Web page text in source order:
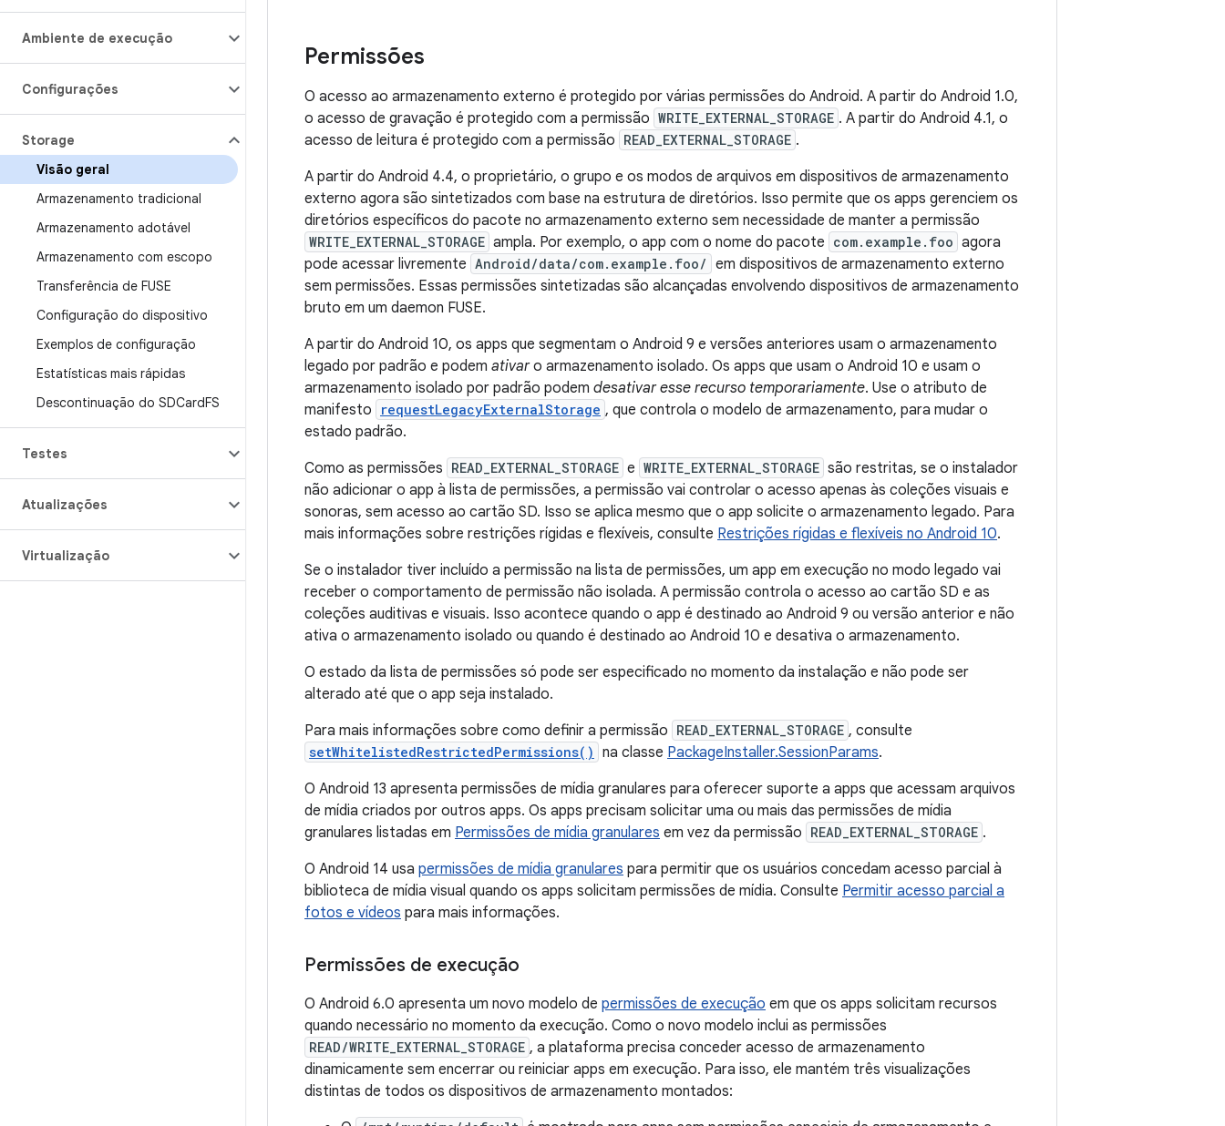
Ambiente de execução
Configurações
Storage
Visão geral
Armazenamento tradicional
Armazenamento adotável
Armazenamento com escopo
Transferência de FUSE
Configuração do dispositivo
Exemplos de configuração
Estatísticas mais rápidas
Descontinuação do SDCardFS
Testes
Atualizações
Virtualização
Permissões
O acesso ao armazenamento externo é protegido por várias permissões do Android. A partir do Android 1.0,
o acesso de gravação é protegido com a permissão WRITE_EXTERNAL_STORAGE . A partir do Android 4.1, o
acesso de leitura é protegido com a permissão READ_EXTERNAL_STORAGE .
A partir do Android 4.4, o proprietário, o grupo e os modos de arquivos em dispositivos de armazenamento
externo agora são sintetizados com base na estrutura de diretórios. Isso permite que os apps gerenciem os
diretórios específicos do pacote no armazenamento externo sem necessidade de manter a permissão
WRITE_EXTERNAL_STORAGE ampla. Por exemplo, o app com o nome do pacote com.example.foo agora
pode acessar livremente Android/data/com.example.foo/ em dispositivos de armazenamento externo
sem permissões. Essas permissões sintetizadas são alcançadas envolvendo dispositivos de armazenamento
bruto em um daemon FUSE.
A partir do Android 10, os apps que segmentam o Android 9 e versões anteriores usam o armazenamento
legado por padrão e podem ativaro armazenamento isolado. Os apps que usam o Android 10 e usam o
armazenamento isolado por padrão podem desativar esse recurso temporariamente. Use o atributo de
manifesto
requestLegacyExternalStorage , que controla o modelo de armazenamento, para mudar o
estado padrão.
Como as permissões READ_EXTERNAL_STORAGE e WRITE_EXTERNAL_STORAGE são restritas, se o instalador
não adicionar o app à lista de permissões, a permissão vai controlar o acesso apenas às coleções visuais e
sonoras, sem acesso ao cartão SD. Isso se aplica mesmo que o app solicite o armazenamento legado. Para
mais informações sobre restrições rígidas e flexíveis, consulte Restrições rígidas e flexíveis no Android 10.
Se o instalador tiver incluído a permissão na lista de permissões, um app em execução no modo legado vai
receber o comportamento de permissão não isolada. A permissão controla o acesso ao cartão SD e as
coleções auditivas e visuais. Isso acontece quando o app é destinado ao Android 9 ou versão anterior e não
ativa o armazenamento isolado ou quando é destinado ao Android 10 e desativa o armazenamento.
O estado da lista de permissões só pode ser especificado no momento da instalação e não pode ser
alterado até que o app seja instalado.
Para mais informações sobre como definir a permissão READ_EXTERNAL_STORAGE , consulte
setWhitelistedRestrictedPermissions() na classe PackageInstaller.SessionParams.
O Android 13 apresenta permissões de mídia granulares para oferecer suporte a apps que acessam arquivos
de mídia criados por outros apps. Os apps precisam solicitar uma ou mais das permissões de mídia
granulares listadas em Permissões de mídia granulares em vez da permissão READ_EXTERNAL_STORAGE .
O Android 14 usa permissões de mídia granulares para permitir que os usuários concedam acesso parcial à
biblioteca de mídia visual quando os apps solicitam permissões de mídia. Consulte Permitir acesso parcial a
fotos e vídeos para mais informações.
Permissões de execução
O Android 6.0 apresenta um novo modelo de permissões de execução em que os apps solicitam recursos
quando necessário no momento da execução. Como o novo modelo inclui as permissões
READ/WRITE_EXTERNAL_STORAGE , a plataforma precisa conceder acesso de armazenamento
dinamicamente sem encerrar ou reiniciar apps em execução. Para isso, ele mantém três visualizações
distintas de todos os dispositivos de armazenamento montados: